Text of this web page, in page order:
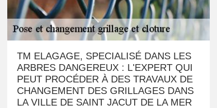
TM ELAGAGE, SPECIALISÉ DANS LES
ARBRES DANGEREUX : L'EXPERT QUI
PEUT PROCÉDER À DES TRAVAUX DE
CHANGEMENT DES GRILLAGES DANS
LA VILLE DE SAINT JACUT DE LA MER